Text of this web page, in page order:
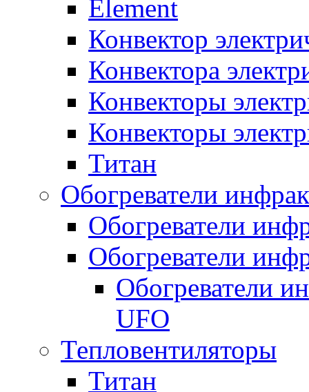
Element
Конвектор
Конвектора
Конвекторы
Конвекторы
Титан
Обогреватели
Обогреватели
Обогреватели
Обогреватели
UFO
Тепловентиляторы
Титан